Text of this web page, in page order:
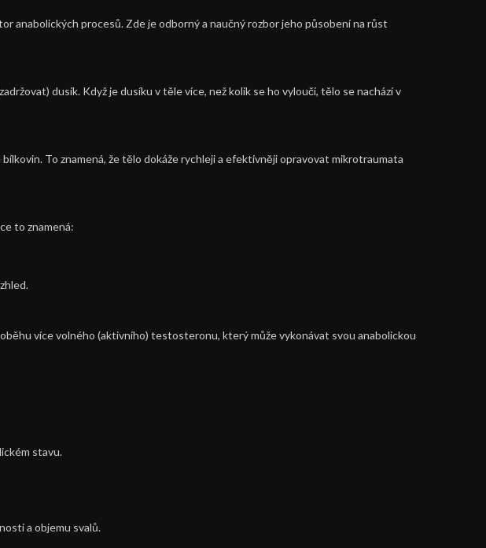
anabolických procesů. Zde je odborný a naučný rozbor jeho působení na růst
dusík. Když je dusíku v těle více, než kolik se ho vyloučí, tělo se nachází v
To znamená, že tělo dokáže rychleji a efektivněji opravovat mikrotraumata
to znamená:
více volného (aktivního) testosteronu, který může vykonávat svou anabolickou
stavu.
a objemu svalů.